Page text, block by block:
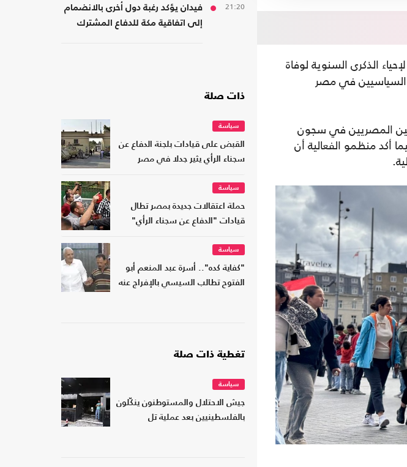
الذكرى السنوية لوفاة
السياسيين في مصر
المصريين في سجون
أكد منظمو الفعالية أن
21:20
فيدان يؤكد رغبة دول أخرى بالانضمام
إلى اتفاقية مكة للدفاع المشترك
ذات صلة
سياسة
القبض على قيادات بلجنة الدفاع عن
سجناء الرأي يثير جدلا في مصر
سياسة
حملة اعتقالات جديدة بمصر تطال
قيادات "الدفاع عن سجناء الرأي"
سياسة
"كفاية كده".. أسرة عبد المنعم أبو
الفتوح تطالب السيسي بالإفراج عنه
تغطية ذات صلة
سياسة
جيش الاحتلال والمستوطنون ينكّلون
بالفلسطينيين بعد عملية تل